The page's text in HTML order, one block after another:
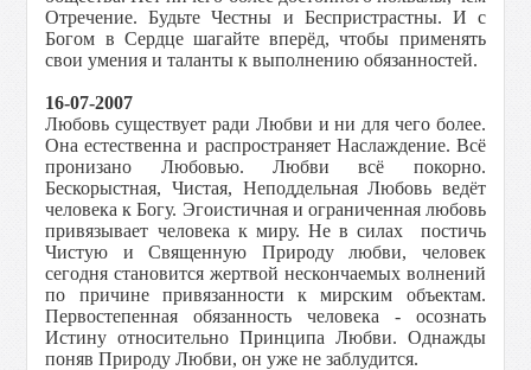
Отречение. Будьте Честны и Беспристрастны. И с
Богом в Сердце шагайте вперёд, чтобы применять
свои умения и таланты к выполнению обязанностей.
16-07-2007
Любовь существует ради Любви и ни для чего более.
Она естественна и распространяет Наслаждение. Всё
пронизано Любовью. Любви всё покорно.
Бескорыстная, Чистая, Неподдельная Любовь ведёт
человека к Богу. Эгоистичная и ограниченная любовь
привязывает человека к миру. Не в силах постичь
Чистую и Священную Природу любви, человек
сегодня становится жертвой нескончаемых волнений
по причине привязанности к мирским объектам.
Первостепенная обязанность человека - осознать
Истину относительно Принципа Любви. Однажды
поняв Природу Любви, он уже не заблудится.